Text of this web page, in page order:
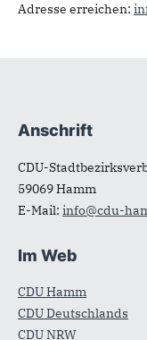
Adresse erreichen:
Anschrift
CDU-
59069Hamm
E-Mail: info@cdu-
Im Web
CDU Hamm
CDU Deutschlands
CDU NRW